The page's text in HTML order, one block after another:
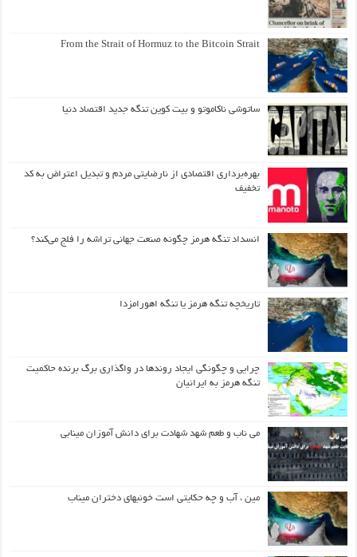
From the Strait of Hormuz to the Bitcoin Strait
ساتوشی ناکاموتو و بیت کوین تنگه جدید اقتصاد دنیا
بهره‌برداری اقتصادی از نارضایتی مردم و تبدیل اعتراض به کد
تخفیف
انسداد تنگه هرمز چگونه صنعت جهانی تراشه را فلج می‌کند؟
تاریخچه تنگه هرمز یا تنگه اهورامزدا
چرایی و چگونگی ایجاد روندها در واگذاری برگ برنده حاکمیت
تنگه هرمز به ایرانیان
می ناب و طعم شهد شهادت برای دانش آموزان مینابی
مین ، آب و چه حکایتی است خونبهای دختران میناب